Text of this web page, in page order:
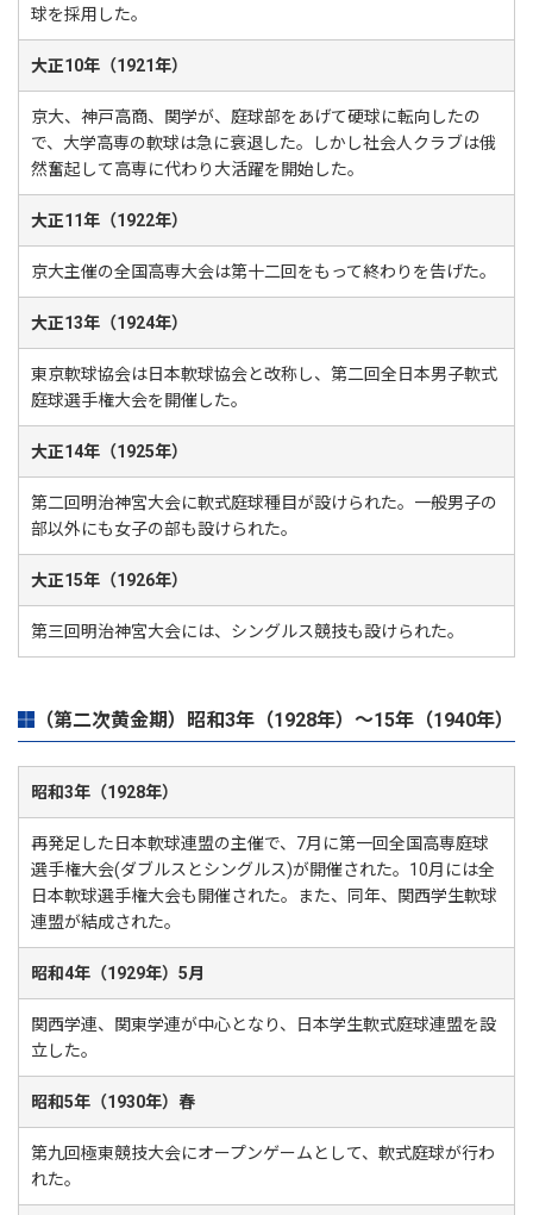
球を採用した。
大正10年（1921年）
京大、神戸高商、関学が、庭球部をあげて硬球に転向したの
で、大学高専の軟球は急に衰退した。しかし社会人クラブは俄
然奮起して高専に代わり大活躍を開始した。
大正11年（1922年）
京大主催の全国高専大会は第十二回をもって終わりを告げた。
大正13年（1924年）
東京軟球協会は日本軟球協会と改称し、第二回全日本男子軟式
庭球選手権大会を開催した。
大正14年（1925年）
第二回明治神宮大会に軟式庭球種目が設けられた。一般男子の
部以外にも女子の部も設けられた。
大正15年（1926年）
第三回明治神宮大会には、シングルス競技も設けられた。
（第二次黄金期）昭和3年（1928年）～15年（1940年）
昭和3年（1928年）
再発足した日本軟球連盟の主催で、7月に第一回全国高専庭球
選手権大会(ダブルスとシングルス)が開催された。10月には全
日本軟球選手権大会も開催された。また、同年、関西学生軟球
連盟が結成された。
昭和4年（1929年）5月
関西学連、関東学連が中心となり、日本学生軟式庭球連盟を設
立した。
昭和5年（1930年）春
第九回極東競技大会にオープンゲームとして、軟式庭球が行わ
れた。